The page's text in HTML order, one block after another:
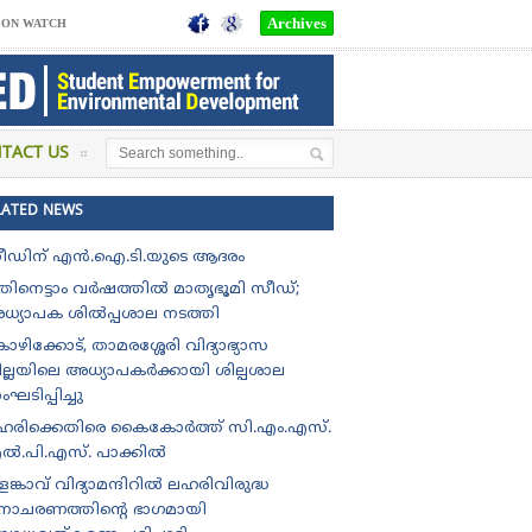
WATCH Archives
US
ബി.ടി.എം.ഒ. യു.പി സ്കൂളിന് ,രണ്ടാം സ്ഥാനം ഇടുക്കി
NEWS
എൻ.ഐ.ടി.യുടെ ആദരം
വർഷത്തിൽ മാതൃഭൂമി സീഡ്;
ശിൽപ്പശാല നടത്തി
താമരശ്ശേരി വിദ്യാഭ്യാസ
അധ്യാപകർക്കായി ശില്പശാല
കൈകോർത്ത് സി.എം.എസ്.
പാക്കിൽ
വിദ്യാമന്ദിറിൽ ലഹരിവിരുദ്ധ
ഭാഗമായി